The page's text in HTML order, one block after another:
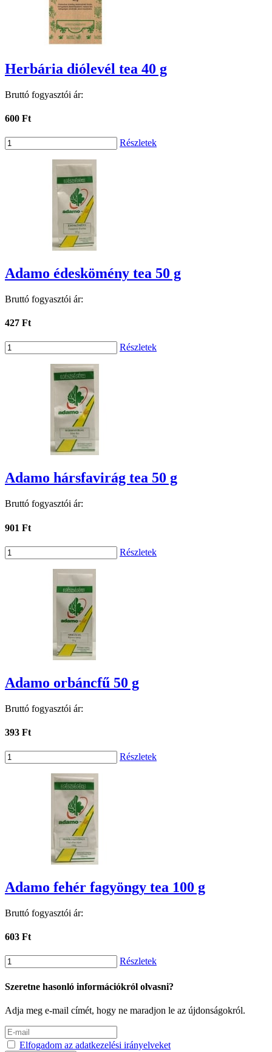
Herbária diólevél tea 40 g
Bruttó fogyasztói ár:
600 Ft
Részletek
Adamo édeskömény tea 50 g
Bruttó fogyasztói ár:
427 Ft
Részletek
Adamo hársfavirág tea 50 g
Bruttó fogyasztói ár:
901 Ft
Részletek
Adamo orbáncfű 50 g
Bruttó fogyasztói ár:
393 Ft
Részletek
Adamo fehér fagyöngy tea 100 g
Bruttó fogyasztói ár:
603 Ft
Részletek
Szeretne hasonló információkról olvasni?
Adja meg e-mail címét, hogy ne maradjon le az újdonságokról.
Elfogadom az adatkezelési irányelveket